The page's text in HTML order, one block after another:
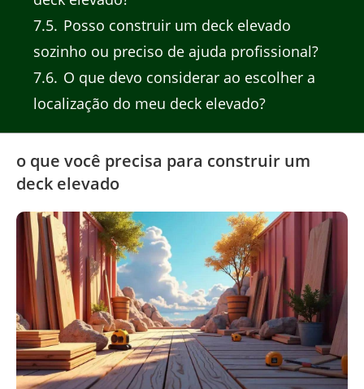
7.5 Posso construir um deck elevado
sozinho ou preciso de ajuda profissional?
7.6 O que devo considerar ao escolher a
localização do meu deck elevado?
o que você precisa para construir um
deck elevado